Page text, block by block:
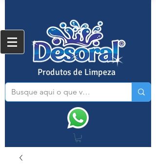
Produtos de Limpeza